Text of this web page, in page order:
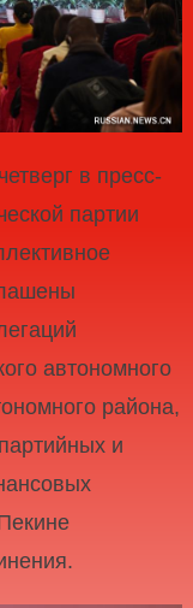
в пресс-
партии
автономного
района,
и